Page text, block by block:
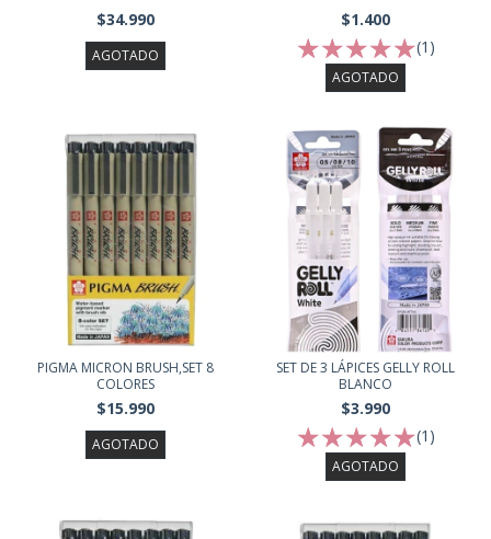
$34.990
AGOTADO
$1.400
(1)
AGOTADO
PIGMA MICRON BRUSH,SET 8
COLORES
$15.990
AGOTADO
SET DE 3 LÁPICES GELLY ROLL
BLANCO
$3.990
(1)
AGOTADO